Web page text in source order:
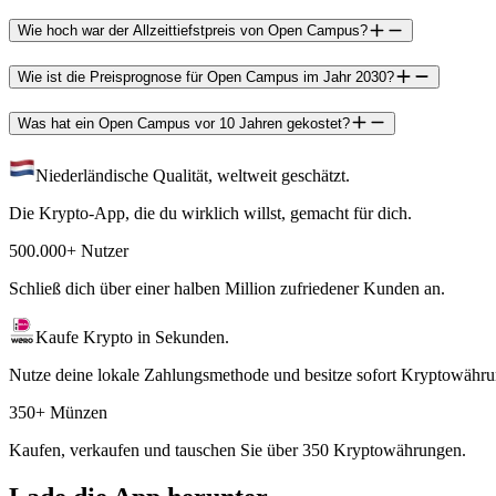
Wie hoch war der Allzeittiefstpreis von Open Campus?
Wie ist die Preisprognose für Open Campus im Jahr 2030?
Was hat ein Open Campus vor 10 Jahren gekostet?
Niederländische Qualität, weltweit geschätzt.
Die Krypto-App, die du wirklich willst, gemacht für dich.
500.000+ Nutzer
Schließ dich über einer halben Million zufriedener Kunden an.
Kaufe Krypto in Sekunden.
Nutze deine lokale Zahlungsmethode und besitze sofort
350+ Münzen
Kaufen, verkaufen und tauschen Sie über 350 Kryptowährungen.